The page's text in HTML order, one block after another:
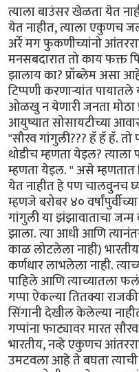
त्याला बाउंसर खेळता येत
येत नाहीत, त्याला एकुणच
अर्रे मग फुकणीच्यांनो
मनसबदारात तो काय फक्त
झालाय का? प्रॉब्लेम असा
टिप्पणी करणार्‍यांत
ओळखु न येणारी जनता मोठा
आयुष्यात सोसायटीच्या
"सौरव गांगुली??? हॅ हॅ हॅ. तो
थोडीच म्हणता येइल? त्याला
म्हणता येइल. " असे म्हणतात
येत नाहीत हे पण चालवुनच
म्हणजे बरोबर ४०
गांगुली या झंझावाताचा जन्म
झाला. त्या आधी आणि
काळ लोटलेला नाही)
कर्णधार लाभलेला नाही.
पाहिले आणि त्याच्यातला
गप्पा ऐकल्या तितक्या
सिंगानी देखील केलेल्या
गप्पांना फाट्यावर मारत
भारतीय, नव्हे एकुणच
उमटवला आहे ते बघता त्याची